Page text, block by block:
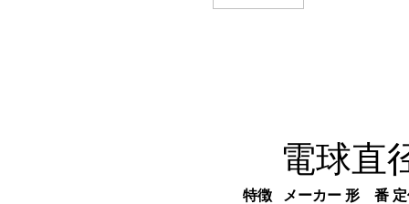
電球直
特徴 メーカー 形 番